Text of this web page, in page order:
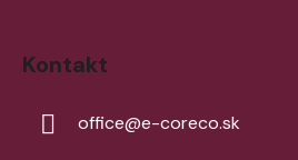
Kontakt
office@e-coreco.sk